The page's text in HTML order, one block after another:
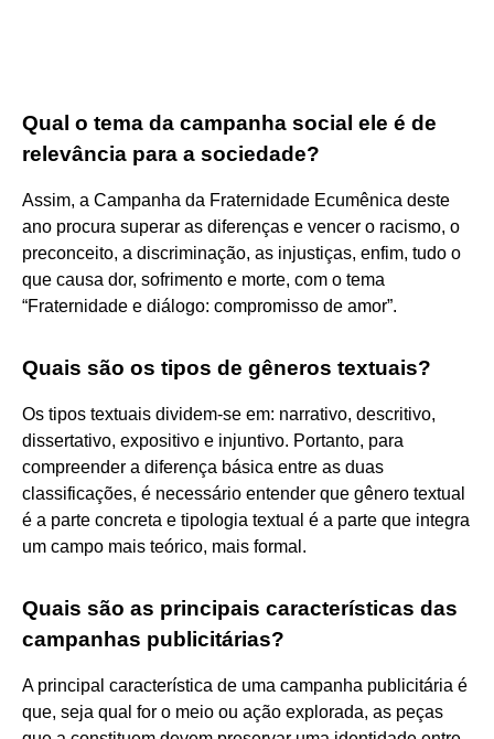
Qual o tema da campanha social ele é de
relevância para a sociedade?
Assim, a Campanha da Fraternidade Ecumênica deste
ano procura superar as diferenças e vencer o racismo, o
preconceito, a discriminação, as injustiças, enfim, tudo o
que causa dor, sofrimento e morte, com o tema
“Fraternidade e diálogo: compromisso de amor”.
Quais são os tipos de gêneros textuais?
Os tipos textuais dividem-se em: narrativo, descritivo,
dissertativo, expositivo e injuntivo. Portanto, para
compreender a diferença básica entre as duas
classificações, é necessário entender que gênero textual
é a parte concreta e tipologia textual é a parte que integra
um campo mais teórico, mais formal.
Quais são as principais características das
campanhas publicitárias?
A principal característica de uma campanha publicitária é
que, seja qual for o meio ou ação explorada, as peças